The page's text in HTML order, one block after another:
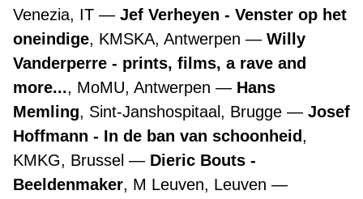
Venezia, IT
Jef Verheyen - Venster op het
oneindige, KMSKA, Antwerpen
Willy
Vanderperre - prints, films, a rave and
more..., MoMU, Antwerpen
Hans
Memling, Sint-Janshospitaal, Brugge
Josef
Hoffmann - In de ban van schoonheid,
KMKG, Brussel
Dieric Bouts -
Beeldenmaker, M Leuven, Leuven